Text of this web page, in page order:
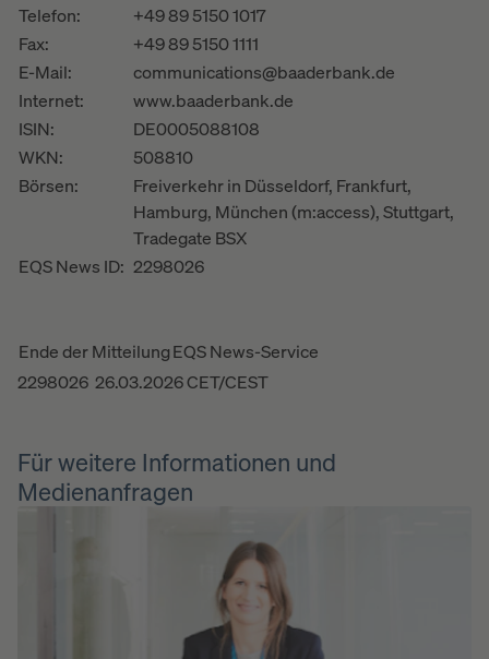
Telefon:
+49 89 5150 1017
Fax:
+49 89 5150 1111
E-Mail:
communications@baaderbank.de
Internet:
www.baaderbank.de
ISIN:
DE0005088108
WKN:
508810
Börsen:
Freiverkehr in Düsseldorf, Frankfurt,
Hamburg, München (m:access), Stuttgart,
Tradegate BSX
EQS News ID: 2298026
Ende der MitteilungEQS News-Service
2298026 26.03.2026 CET/CEST
Für weitere Informationen und
Medienanfragen